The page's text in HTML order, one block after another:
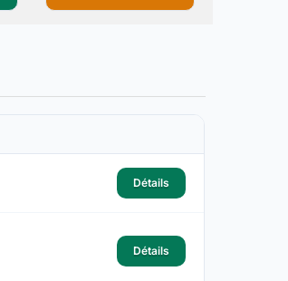
Détails
Détails